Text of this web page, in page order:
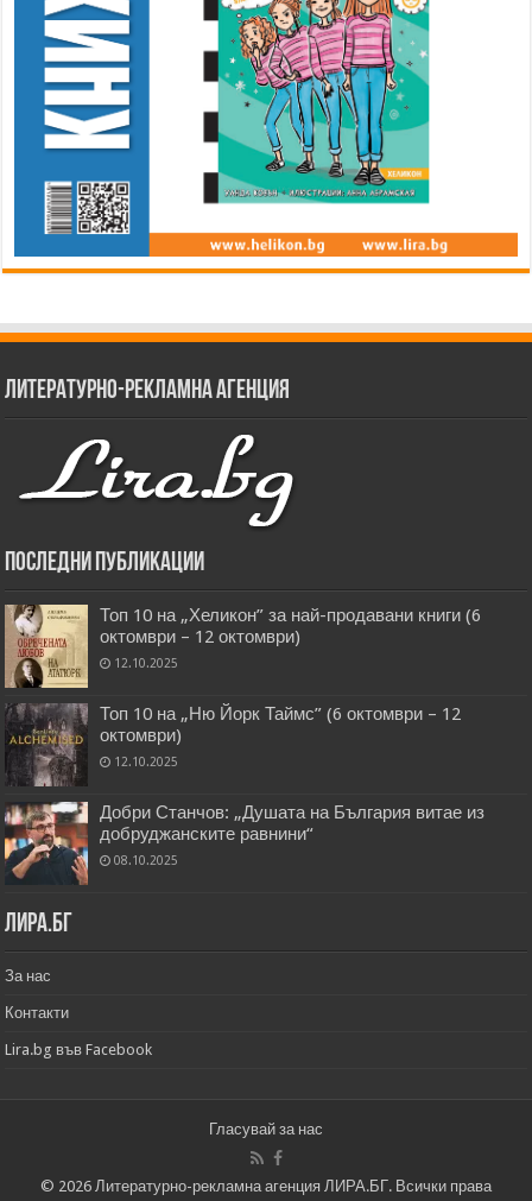
Литературно-рекламна агенция
Последни публикации
Топ 10 на „Хеликон” за най-продавани книги (6
октомври – 12 октомври)
12.10.2025
Топ 10 на „Ню Йорк Таймс” (6 октомври – 12
октомври)
12.10.2025
Добри Станчов: „Душата на България витае из
добруджанските равнини“
08.10.2025
Лира.бг
За нас
Контакти
Lira.bg във Facebook
Гласувай за нас
© 2026 Литературно-рекламна агенция ЛИРА.БГ. Всички права